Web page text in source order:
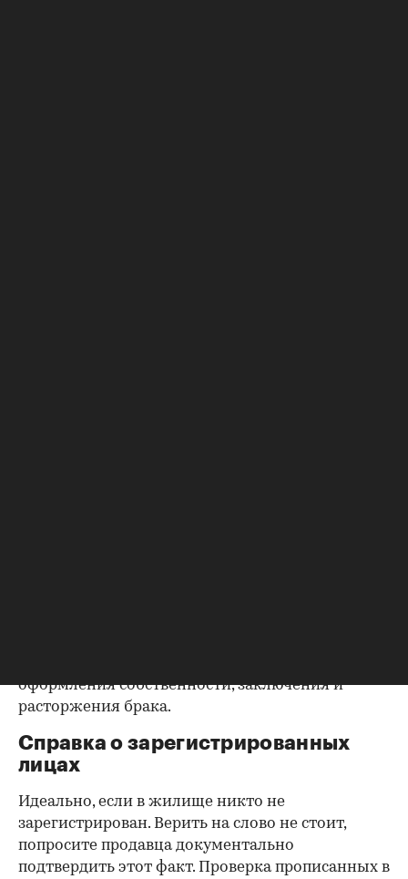
оформления собственности, заключения и
расторжения брака.
Справка о зарегистрированных
лицах
Идеально, если в жилище никто не
зарегистрирован. Верить на слово не стоит,
попросите продавца документально
подтвердить этот факт. Проверка прописанных в